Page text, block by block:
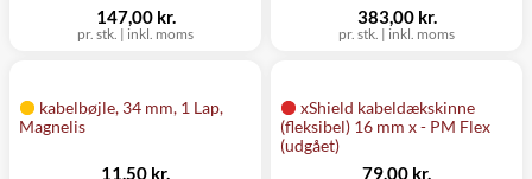
pr. stk. | inkl. moms
147,00 kr.
pr. stk. | inkl. moms
383,00 kr.
kabelbøjle, 34 mm, 1 Lap,
Magnelis
11,50 kr.
xShield kabeldækskinne
(fleksibel) 16 mm x - PM Flex
(udgået)
79,00 kr.